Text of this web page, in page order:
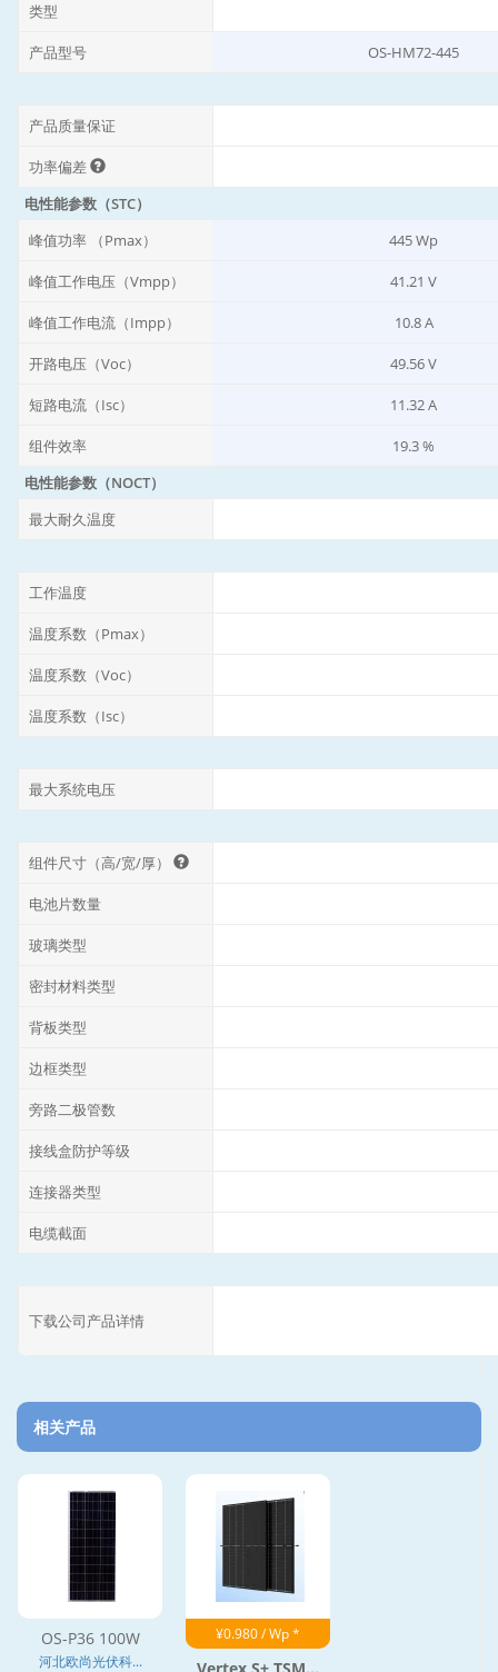
类型
产品型号 OS-HM72-445
产品质量保证
功率偏差
电性能参数（STC）
峰值功率 （Pmax）
445 Wp
峰值工作电压（Vmpp） 41.21 V
峰值工作电流（Impp） 10.8 A
开路电压（Voc） 49.56 V
短路电流（Isc） 11.32 A
组件效率
19.3 %
电性能参数（NOCT）
最大耐久温度
工作温度
温度系数（Pmax）
温度系数（Voc）
温度系数（Isc）
最大系统电压
组件尺寸（高/宽/厚）
电池片数量
玻璃类型
密封材料类型
背板类型
边框类型
旁路二极管数
接线盒防护等级
连接器类型
电缆截面
下载公司产品详情
相关产品
OS-P36 100W
河北欧尚光伏科...
¥0.980 / Wp *